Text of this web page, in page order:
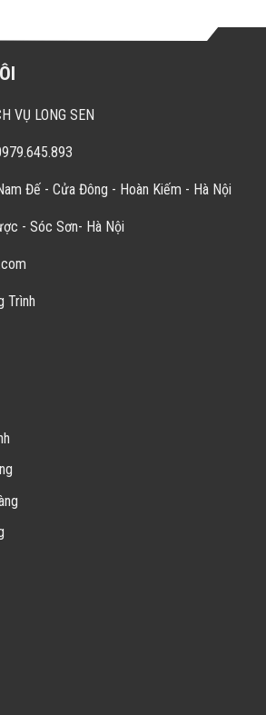
VỤ LONG SEN
Đế - Cửa Đông - Hoàn Kiếm - Hà Nội
- Sóc Sơn- Hà Nội
Trình